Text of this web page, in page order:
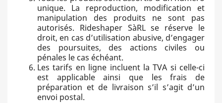
unique. La reproduction, modification et
manipulation des produits ne sont pas
autorisés. Rideshaper SàRL se réserve le
droit, en cas d’utilisation abusive, d’engager
des poursuites, des actions civiles ou
pénales le cas échéant.
Les tarifs en ligne incluent la TVA si celle-ci
est applicable ainsi que les frais de
préparation et de livraison s’il s’agit d’un
envoi postal.